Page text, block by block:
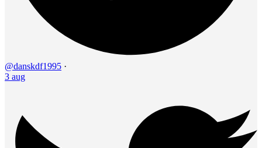
@danskdf1995 ·
3 aug